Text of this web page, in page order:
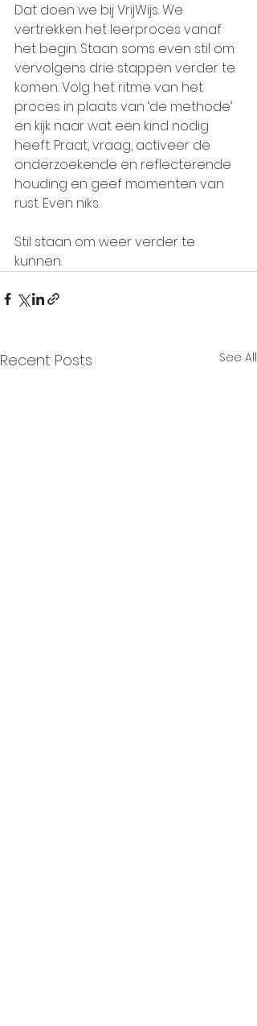
Dat doen we bij VrijWijs. We
vertrekken het leerproces vanaf
het begin. Staan soms even stil om
vervolgens drie stappen verder te
komen. Volg het ritme van het
proces in plaats van ‘de methode’
en kijk naar wat een kind nodig
heeft. Praat, vraag, activeer de
onderzoekende en reflecterende
houding en geef momenten van
rust. Even niks.
Stil staan om weer verder te
kunnen.
Recent Posts See All